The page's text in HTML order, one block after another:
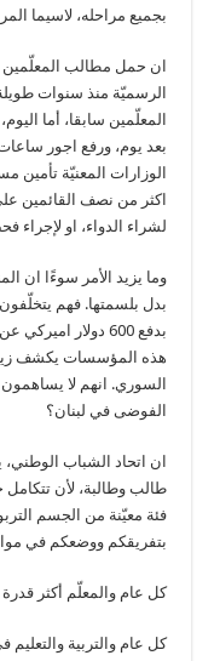
بجميع مراحله، لاسيما
ان حمل مطالب المعلّمين
الرسميّة منذ سنوات
المعلّمين سابقا، أما
بعد يوم، ورفع اجور
الوزارات المعنيّة تأمين
اكثر من نصف القائمين
لشراء الدواء، او لإجراء
وما يزيد الأمر سوءًا ان
بدل بلسمتها. فهم
بدفع 600 دولار
هذه المؤسسات يكشف زيف
السوري. انهم لا
الفوضى في لبنان؟
ان اتحاد الشباب
طالب وطالبة، لأن
فئة معيّنة من الجسم
بتفريقكم ووضعكم في
كل عام والمعلّم أكثر
كل عام والتربية